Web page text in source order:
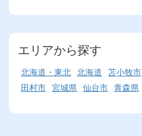
エリアから探す
北海道・東北 北海道 苫小牧市
田村市 宮城県 仙台市 青森県